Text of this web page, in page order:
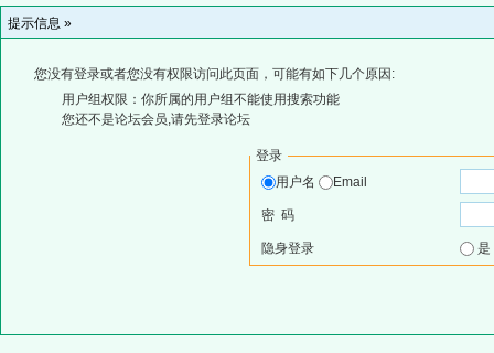
提示信息 »
您没有登录或者您没有权限访问此页面，可能有如下几个原因:
用户组权限：你所属的用户组不能使用搜索功能
您还不是论坛会员,请先登录论坛
登录
用户名
Email
密 码
隐身登录